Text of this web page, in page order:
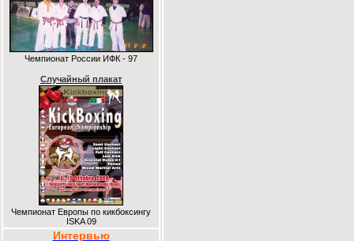
Чемпионат России ИФК - 97
Случайный плакат
Чемпионат Европы по кикбоксингу
ISKA 09
Интервью